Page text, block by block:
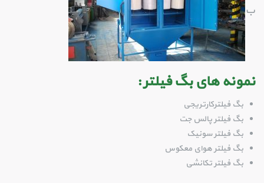
ب
نمونه های بگ فیلتر :
بگ فیلترکارتریجی
بگ فیلتر پالس جت
بگ فیلتر سونیک
بگ فیلتر هوای معکوس
بگ فیلتر تکانشی